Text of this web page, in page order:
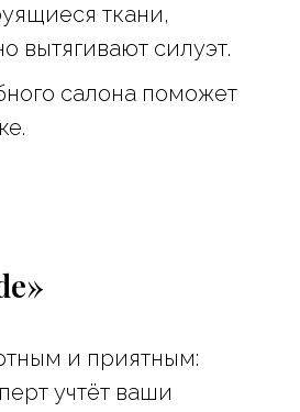
ткани,
вытягивают силуэт.
салона поможет
и приятным:
учтёт ваши